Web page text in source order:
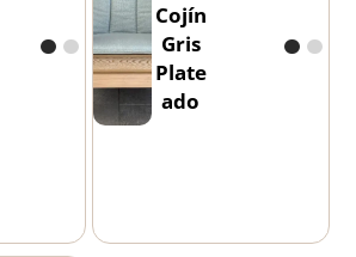
Cojín
Gris
Plate
ado